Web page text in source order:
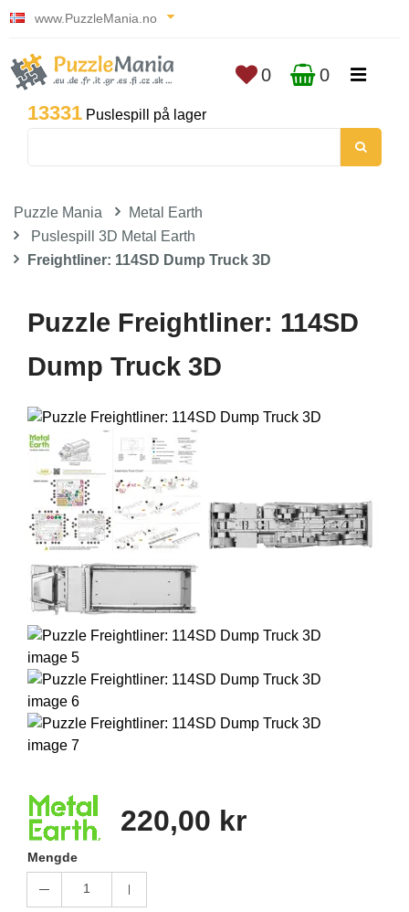
www.PuzzleMania.no
13331 Puslespill på lager
0 0
Puzzle Mania
Metal Earth
Puslespill 3D Metal Earth
Freightliner: 114SD Dump Truck 3D
Puzzle Freightliner: 114SD
Dump Truck 3D
220,00 kr
Mengde
1